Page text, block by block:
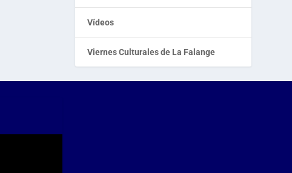
Vídeos
Viernes Culturales de La Falange